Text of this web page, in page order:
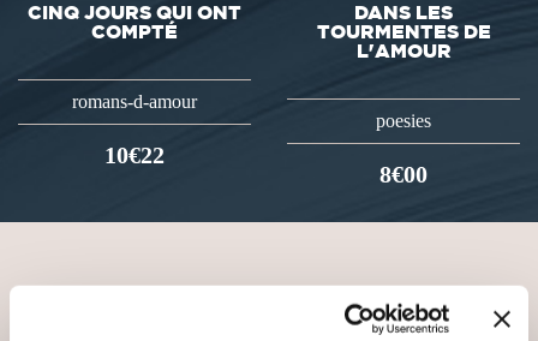
CINQ JOURS QUI ONT
COMPTÉ
romans-d-amour
10€22
DANS LES
TOURMENTES DE
L'AMOUR
poesies
8€00
VOUS AIMEREZ AUSSI